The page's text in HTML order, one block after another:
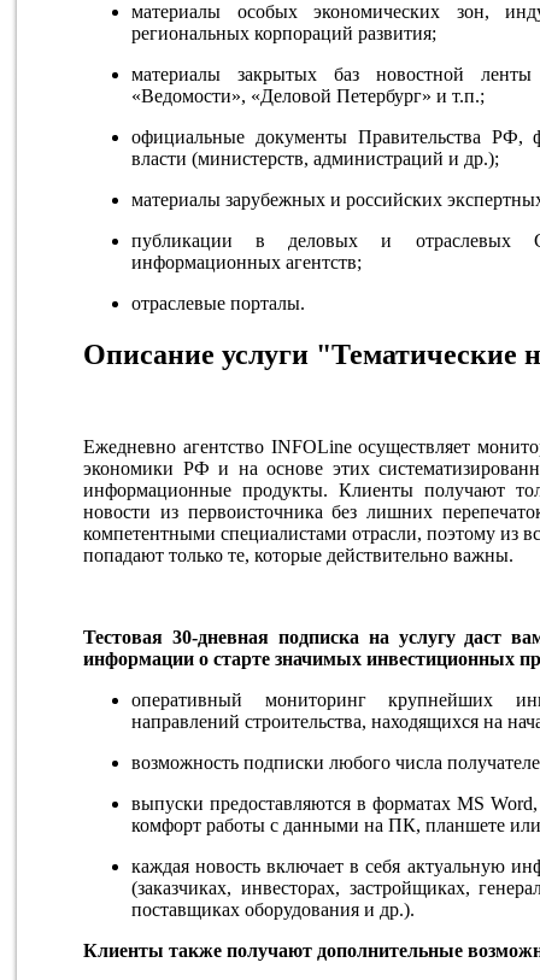
материалы особых экономических зон,
региональных корпораций развития;
материалы закрытых баз новостной
«Ведомости», «Деловой Петербург» и т.п.;
официальные документы Правительства РФ,
власти (министерств, администраций и др.);
материалы зарубежных и российских
публикации в деловых и отраслевых
информационных агентств;
отраслевые порталы.
Описание услуги "Тематические
Ежедневно агентство INFOLine осуществляет
экономики РФ и на основе этих
информационные продукты. Клиенты получают
новости из первоисточника без лишних
компетентными специалистами отрасли, поэтому из
попадают только те, которые действительно важны.
Тестовая 30-дневная подписка на услугу даст
информации о старте значимых инвестиционных
оперативный мониторинг крупнейших
направлений строительства, находящихся на
возможность подписки любого числа
выпуски предоставляются в форматах MS
комфорт работы с данными на ПК, планшете
каждая новость включает в себя актуальную
(заказчиках, инвесторах, застройщиках,
поставщиках оборудования и др.).
Клиенты также получают дополнительные